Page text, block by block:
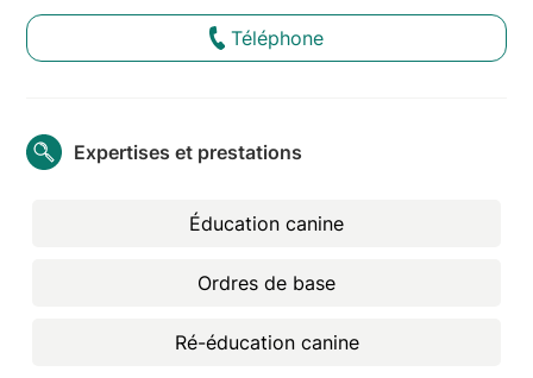
Téléphone
Expertises et prestations
Éducation canine
Ordres de base
Ré-éducation canine